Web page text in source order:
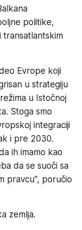
politike,
transatlantskim
Evrope koji
u strategiju
u Istočnoj
Stoga smo
integraciji
i pre 2030.
ih imamo kao
da se suoči sa
pravcu", poručio
zemlja.